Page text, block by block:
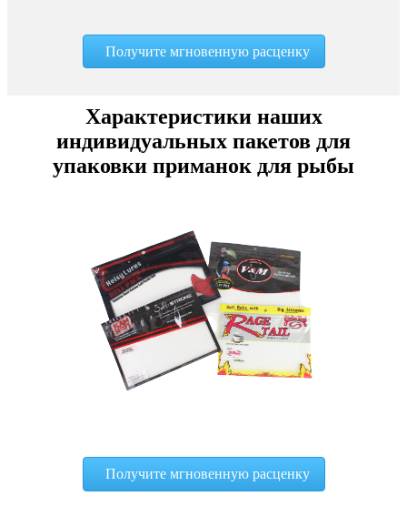
Получите мгновенную расценку
Характеристики наших
индивидуальных пакетов для
упаковки приманок для рыбы
Получите мгновенную расценку